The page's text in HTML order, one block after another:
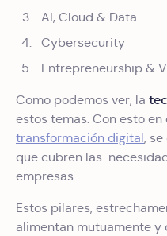
AI, Cloud & Data
Cybersecurity
Entrepreneurship &
Como podemos ver, la
estos temas. Con esto
transformación digital,
que cubren las
empresas.
Estos pilares,
alimentan mutuamente y